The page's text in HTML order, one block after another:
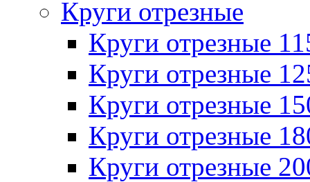
Круги отрезные
Круги отрезные
Круги отрезные
Круги отрезные
Круги отрезные
Круги отрезные